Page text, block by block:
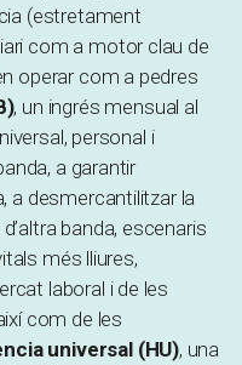
(estretament
com a motor clau de
operar com a pedres
, un ingrés mensual al
personal i
a garantir
a desmercantilitzar la
banda, escenaris
més lliures,
laboral i de les
com de les
universal (HU), una